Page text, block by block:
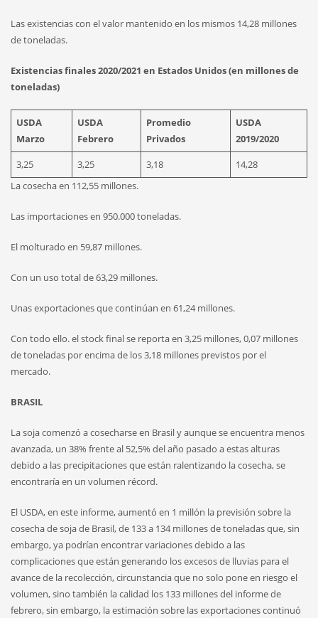
Las existencias con el valor mantenido en los mismos 14,28 millones
de toneladas.
Existencias finales 2020/2021 en Estados Unidos (en millones de
toneladas)
USDA
Marzo
USDA
Febrero
Promedio
Privados
USDA
2019/2020
3,25
3,25 3,18
14,28
La cosecha en 112,55 millones.
Las importaciones en 950.000 toneladas.
El molturado en 59,87 millones.
Con un uso total de 63,29 millones.
Unas exportaciones que continúan en 61,24 millones.
Con todo ello. el stock final se reporta en 3,25 millones, 0,07 millones
de toneladas por encima de los 3,18 millones previstos por el
mercado.
BRASIL
La soja comenzó a cosecharse en Brasil y aunque se encuentra menos
avanzada, un 38% frente al 52,5% del año pasado a estas alturas
debido a las precipitaciones que están ralentizando la cosecha, se
encontraría en un volumen récord.
El USDA, en este informe, aumentó en 1 millón la previsión sobre la
cosecha de soja de Brasil, de 133 a 134 millones de toneladas que, sin
embargo, ya podrían encontrar variaciones debido a las
complicaciones que están generando los excesos de lluvias para el
avance de la recolección, circunstancia que no solo pone en riesgo el
volumen, sino también la calidad los 133 millones del informe de
febrero, sin embargo, la estimación sobre las exportaciones continuó